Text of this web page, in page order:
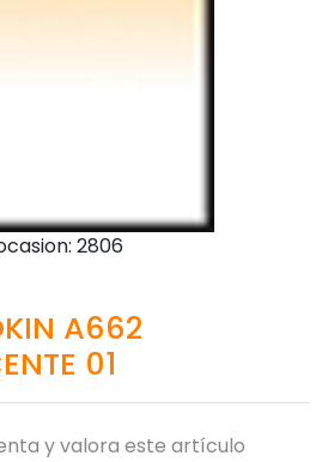
2806
A662
01
y valora este artículo